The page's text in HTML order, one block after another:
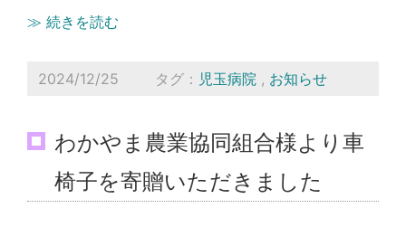
≫ 続きを読む
2024/12/25 タグ： 児玉病院 , お知らせ
わかやま農業協同組合様より車
椅子を寄贈いただきました